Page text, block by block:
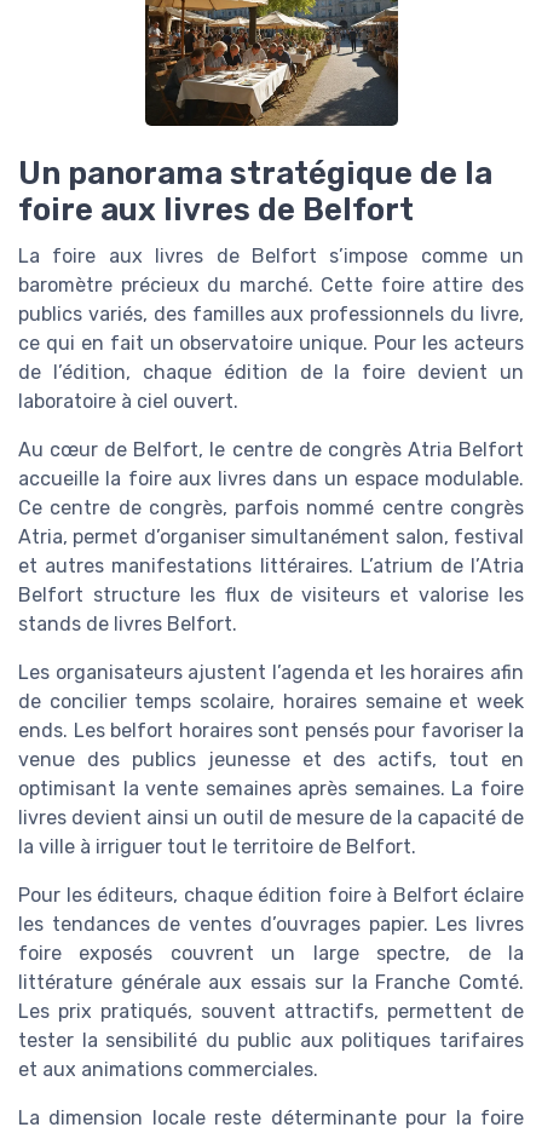
Un panorama stratégique de la
foire aux livres de Belfort
La foire aux livres de Belfort s’impose comme un
baromètre précieux du marché. Cette foire attire des
publics variés, des familles aux professionnels du livre,
ce qui en fait un observatoire unique. Pour les acteurs
de l’édition, chaque édition de la foire devient un
laboratoire à ciel ouvert.
Au cœur de Belfort, le centre de congrès Atria Belfort
accueille la foire aux livres dans un espace modulable.
Ce centre de congrès, parfois nommé centre congrès
Atria, permet d’organiser simultanément salon, festival
et autres manifestations littéraires. L’atrium de l’Atria
Belfort structure les flux de visiteurs et valorise les
stands de livres Belfort.
Les organisateurs ajustent l’agenda et les horaires afin
de concilier temps scolaire, horaires semaine et week
ends. Les belfort horaires sont pensés pour favoriser la
venue des publics jeunesse et des actifs, tout en
optimisant la vente semaines après semaines. La foire
livres devient ainsi un outil de mesure de la capacité de
la ville à irriguer tout le territoire de Belfort.
Pour les éditeurs, chaque édition foire à Belfort éclaire
les tendances de ventes d’ouvrages papier. Les livres
foire exposés couvrent un large spectre, de la
littérature générale aux essais sur la Franche Comté.
Les prix pratiqués, souvent attractifs, permettent de
tester la sensibilité du public aux politiques tarifaires
et aux animations commerciales.
La dimension locale reste déterminante pour la foire